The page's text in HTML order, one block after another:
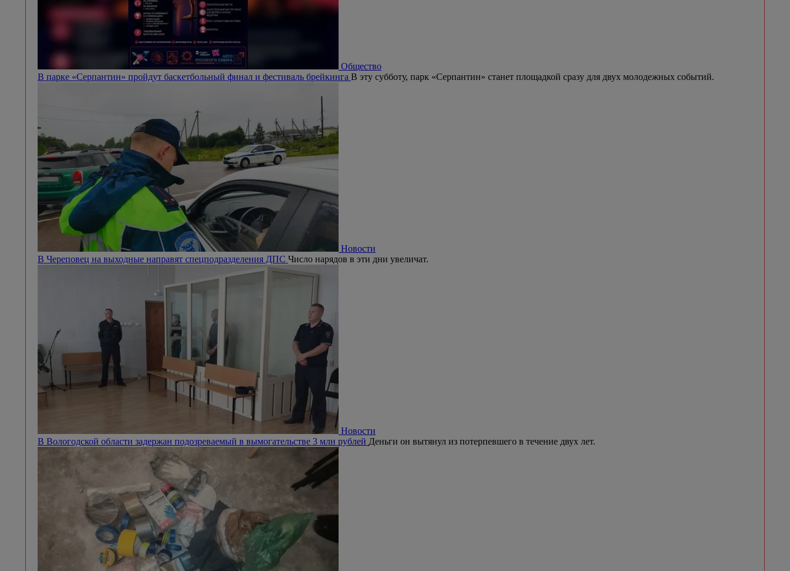
Общество
В парке «Серпантин» пройдут баскетбольный финал и фестиваль брейкинга В эту субботу, парк «Серпантин» станет площадкой сразу для двух молодежных событий.
Новости
В Череповец на выходные направят спецподразделения ДПС Число нарядов в эти дни увеличат.
Новости
В Вологодской области задержан подозреваемый в вымогательстве 3 млн рублей Деньги он вытянул из потерпевшего в течение двух лет.